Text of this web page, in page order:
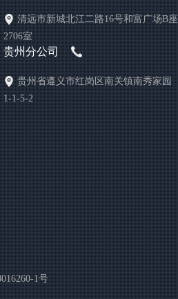
清远市新城北江二路16号和富广场B座
2706室
贵州分公司
贵州省遵义市红岗区南关镇南秀家园
1-1-5-2
1号